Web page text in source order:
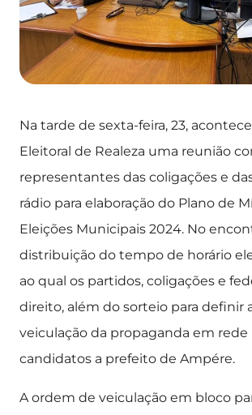
Na tarde de sexta-feira, 23,
Eleitoral de Realeza uma reunião
representantes das coligações e
rádio para elaboração do Plano de
Eleições Municipais 2024. No
distribuição do tempo de horário
ao qual os partidos, coligações e
direito, além do sorteio para definir
veiculação da propaganda em rede
candidatos a prefeito de Ampére.
A ordem de veiculação em bloco